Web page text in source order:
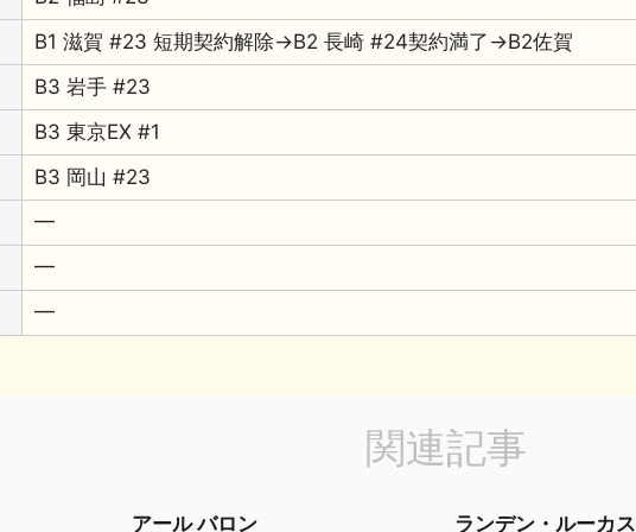
B1 滋賀 #23 短期契約解除→B2 長崎 #24契約満了→B2佐賀
B3 岩手 #23
B3 東京EX #1
B3 岡山 #23
━
━
━
関連記事
アール バロン ランデン・ルーカス